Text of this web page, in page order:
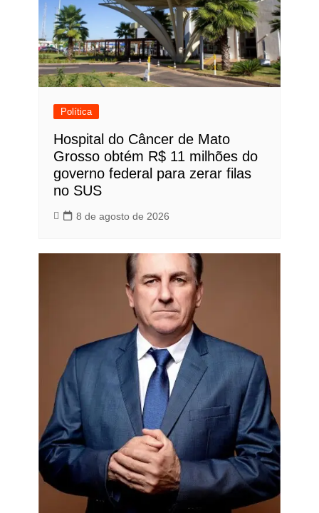
Política
Hospital do Câncer de Mato
Grosso obtém R$ 11 milhões do
governo federal para zerar filas
no SUS
8 de agosto de 2026